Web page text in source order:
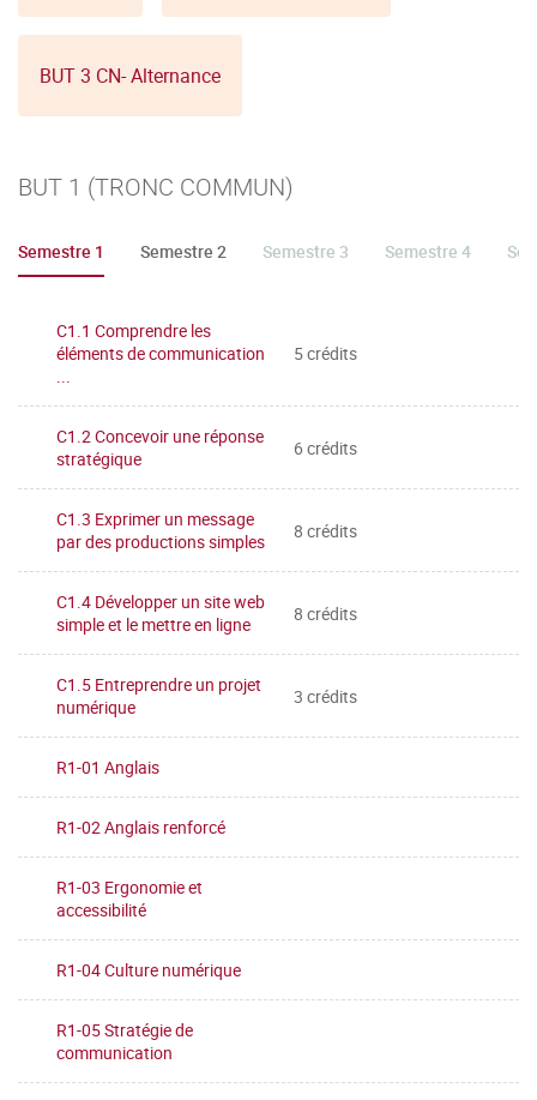
BUT 3 CN- Alternance
BUT 1 (TRONC COMMUN)
Semestre 1 Semestre 2 Semestre 3 Semestre 4
C1.1 Comprendre les
éléments de communication
...
5 crédits
C1.2 Concevoir une réponse
stratégique
6 crédits
C1.3 Exprimer un message
par des productions simples
8 crédits
C1.4 Développer un site web
simple et le mettre en ligne
8 crédits
C1.5 Entreprendre un projet
numérique
3 crédits
R1-01 Anglais
R1-02 Anglais renforcé
R1-03 Ergonomie et
accessibilité
R1-04 Culture numérique
R1-05 Stratégie de
communication